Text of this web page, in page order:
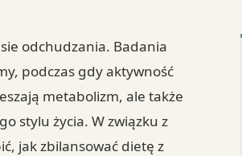
odchudzania. Badania
podczas gdy aktywność
metabolizm, ale także
stylu życia. W związku z
jak zbilansować dietę z